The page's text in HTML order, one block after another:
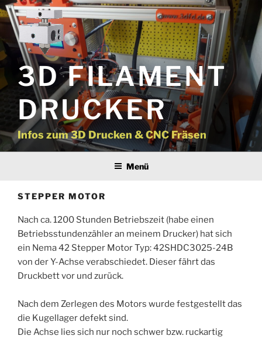
Zum
Inhalt
springen
3D FILAMENT
DRUCKER
Infos zum 3D Drucken & CNC Fräsen
Menü
STEPPER MOTOR
Nach ca. 1200 Stunden Betriebszeit (habe einen
Betriebsstundenzähler an meinem Drucker) hat sich
ein Nema 42 Stepper Motor Typ: 42SHDC3025-24B
von der Y-Achse verabschiedet. Dieser fährt das
Druckbett vor und zurück.
Nach dem Zerlegen des Motors wurde festgestellt das
die Kugellager defekt sind.
Die Achse lies sich nur noch schwer bzw. ruckartig